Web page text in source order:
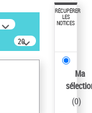
20
résultats/page
RÉCUPÉRER
LES
NOTICES
Ma
(0)